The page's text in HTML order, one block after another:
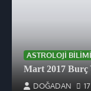
ASTROLOJI BILIMI
Mart 2017 Burç
DOĞADAN